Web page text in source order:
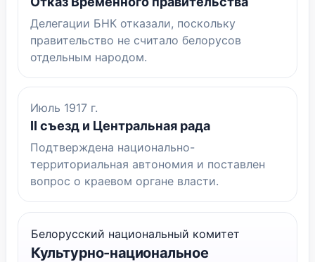
Делегации БНК отказали, поскольку
правительство не считало белорусов
отдельным народом.
Июль 1917 г.
II съезд и Центральная рада
Подтверждена национально-
территориальная автономия и поставлен
вопрос о краевом органе власти.
Белорусский национальный комитет
Культурно-национальное